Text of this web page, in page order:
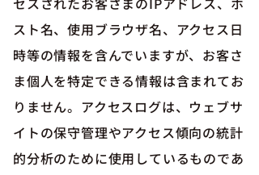
スト名、使用ブラウザ名、アクセス日
時等の情報を含んでいますが、お客さ
ま個人を特定できる情報は含まれてお
りません。アクセスログは、ウェブサ
イトの保守管理やアクセス傾向の統計
的分析のために使用しているものであ